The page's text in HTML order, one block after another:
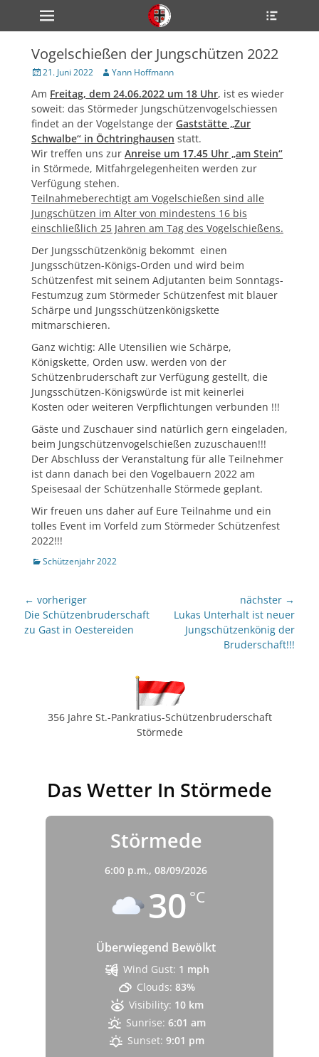
zum
Inhalt
Primärmenü
Vogelschießen der Jungschützen 2022
Veröffentlicht
21. Juni 2022 Author
Yann Hoffmann
Am Freitag, dem 24.06.2022 um 18 Uhr, ist es wieder
soweit: das Störmeder Jungschützenvogelschiessen
findet an der Vogelstange der Gaststätte „Zur
Schwalbe“ in Öchtringhausen statt.
Wir treffen uns zur Anreise um 17.45 Uhr „am Stein“
in Störmede, Mitfahrgelegenheiten werden zur
Verfügung stehen.
Teilnahmeberechtigt am Vogelschießen sind alle
Jungschützen im Alter von mindestens 16 bis
einschließlich 25 Jahren am Tag des Vogelschießens.
Der Jungsschützenkönig bekommt einen
Jungsschützen-Königs-Orden und wird beim
Schützenfest mit seinem Adjutanten beim Sonntags-
Festumzug zum Störmeder Schützenfest mit blauer
Schärpe und Jungsschützenkönigskette
mitmarschieren.
Ganz wichtig: Alle Utensilien wie Schärpe,
Königskette, Orden usw. werden von der
Schützenbruderschaft zur Verfügung gestellt, die
Jungsschützen-Königswürde ist mit keinerlei
Kosten oder weiteren Verpflichtungen verbunden !!!
Gäste und Zuschauer sind natürlich gern eingeladen,
beim Jungschützenvogelschießen zuzuschauen!!!
Der Abschluss der Veranstaltung für alle Teilnehmer
ist dann danach bei den Vogelbauern 2022 am
Speisesaal der Schützenhalle Störmede geplant.
Wir freuen uns daher auf Eure Teilnahme und ein
tolles Event im Vorfeld zum Störmeder Schützenfest
2022!!!
Kategorien
Schützenjahr 2022
Beitragsnavigation
← vorheriger
Vorheriger
Beitrag:
Die Schützenbruderschaft
zu Gast in Oestereiden
nächster →
nächster
Beitrag:
Lukas Unterhalt ist neuer
Jungschützenkönig der
Bruderschaft!!!
356 Jahre St.-Pankratius-Schützenbruderschaft
Störmede
Das Wetter In Störmede
Störmede
6:00 p.m., 08/09/2026
30 °C
Überwiegend Bewölkt
Wind Gust: 1 mph
Clouds: 83%
Visibility: 10 km
Sunrise: 6:01 am
Sunset: 9:01 pm